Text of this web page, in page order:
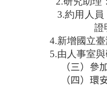
3.約用人
證
4.新增國立
5.由人事室
（三）參
（四）環